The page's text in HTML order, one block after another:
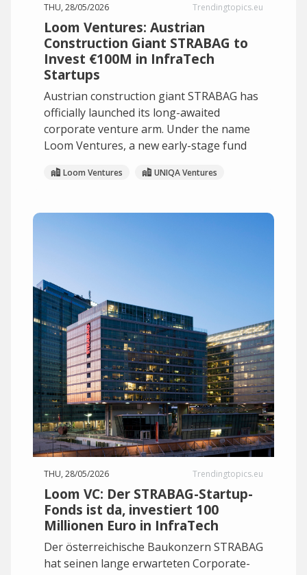
THU, 28/05/2026 Trendingtopics.eu
Loom Ventures: Austrian
Construction Giant STRABAG to
Invest €100M in InfraTech
Startups
Austrian construction giant STRABAG has
officially launched its long-awaited
corporate venture arm. Under the name
Loom Ventures, a new early-stage fund
Loom Ventures UNIQA Ventures
THU, 28/05/2026 Trendingtopics.eu
Loom VC: Der STRABAG-Startup-
Fonds ist da, investiert 100
Millionen Euro in InfraTech
Der österreichische Baukonzern STRABAG
hat seinen lange erwarteten Corporate-